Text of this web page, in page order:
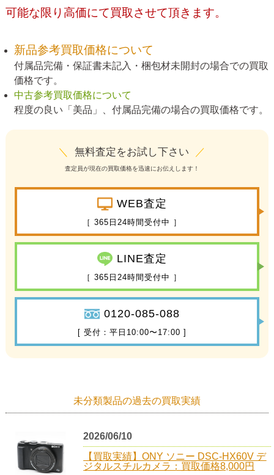
可能な限り高価にて買取させて頂きます。
新品参考買取価格について
付属品完備・保証書未記入・梱包材未開封の場合での買取
価格です。
中古参考買取価格について
程度の良い「美品」、付属品完備の場合の買取価格です。
＼ 無料査定をお試し下さい ／
査定員が現在の買取価格を迅速にお伝えします！
WEB査定
［ 365日24時間受付中 ］
LINE査定
［ 365日24時間受付中 ］
0120-085-088
[ 受付：平日10:00〜17:00 ]
未分類製品の過去の買取実績
2026/06/10
【買取実績】ONY ソニー DSC-HX60V デ
ジタルスチルカメラ：買取価格8,000円